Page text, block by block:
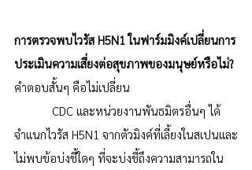
การตรวจพบไวรัส H5N1 ในฟาร์มมิงค์เปลี่ยนการ
ประเมินความเสี่ยงต่อสุขภาพของมนุษย์หรือไม่?
คำตอบสั้นๆ คือไม่เปลี่ยน
จำแนกไวรัส H5N1 จากตัวมิงค์ที่เลี้ยงในสเปนและ
ไม่พบข้อบ่งชี้ใดๆ ที่จะบ่งชี้ถึงความสามารถใน